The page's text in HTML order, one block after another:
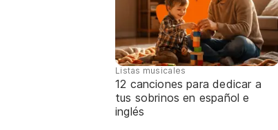
Listas musicales
12 canciones para dedicar a
tus sobrinos en español e
inglés